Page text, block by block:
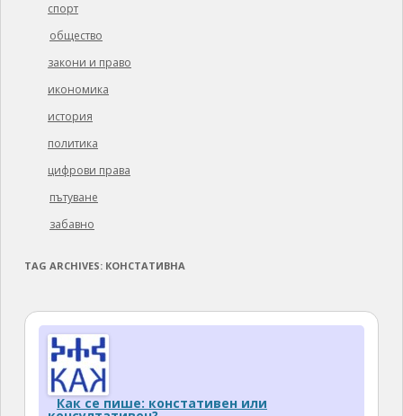
спорт
общество
закони и право
икономика
история
политика
цифрови права
пътуване
забавно
TAG ARCHIVES: КОНСТАТИВНА
Как се пише: констативен или